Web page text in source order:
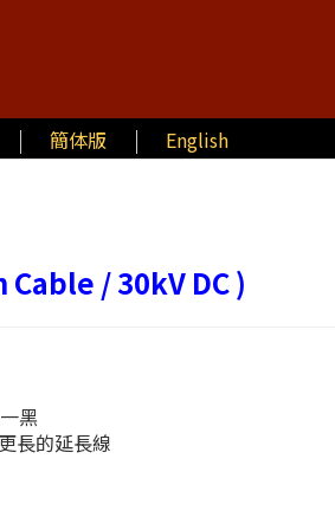
簡体版 English
/ 30kV DC )
黑
長的延長線